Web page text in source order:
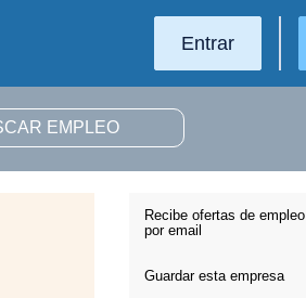
Entrar
Recibe ofertas de empleo
por email
Guardar esta empresa